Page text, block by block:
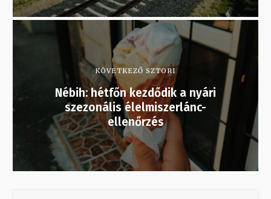
KÖVETKEZŐ SZTORI
Nébih: hétfőn kezdődik a nyári
szezonális élelmiszerlánc-
ellenőrzés